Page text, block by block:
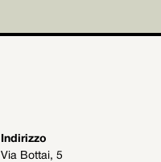
Indirizzo
Via Bottai, 5